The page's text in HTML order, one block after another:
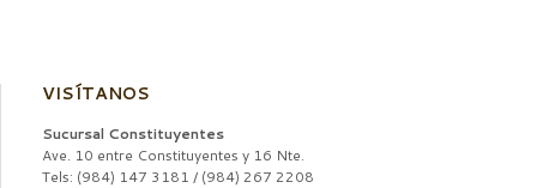
VISÍTANOS
Sucursal Constituyentes
Ave. 10 entre Constituyentes y 16 Nte.
Tels: (984) 147 3181 / (984) 267 2208